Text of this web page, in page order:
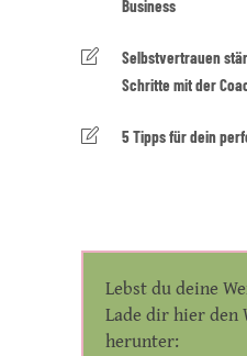
Business
Selbstvertrauen
Schritte mit der
5 Tipps für dein
Lebst du deine
Lade dir hier den
herunter: